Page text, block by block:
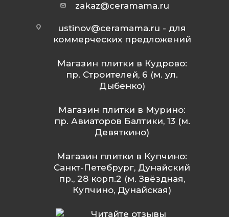
zakaz@ceramama.ru
ustinov@ceramama.ru - для
коммерческих предложений
Магазин плитки в Кудрово:
пр. Строителей, 6 (м. ул.
Дыбенко)
Магазин плитки в Мурино:
пр. Авиаторов Балтики, 13 (м.
Девяткино)
Магазин плитки в Купчино:
Санкт-Петебрург, Дунайский
пр., 28 корп.2 (м. Звёздная,
Купчино, Дунайская)